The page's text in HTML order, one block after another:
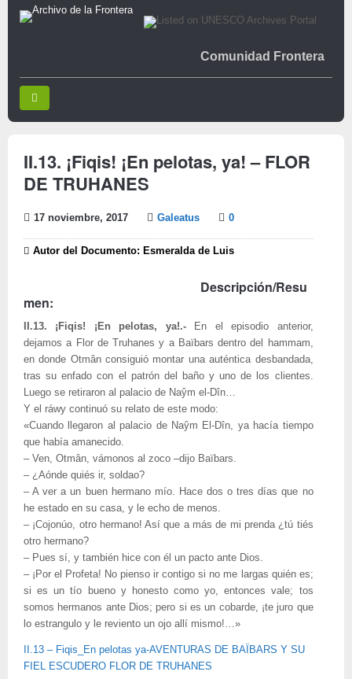
Comunidad Frontera
II.13. ¡Fiqis! ¡En pelotas, ya! – FLOR
DE TRUHANES
17 noviembre, 2017 Galeatus 0
Autor del Documento: Esmeralda de Luis
Descripción/Resu
men:
II.13. ¡Fiqis! ¡En pelotas, ya!.-En el episodio anterior,
dejamos a Flor de Truhanes y a Baïbars dentro del hammam,
en donde Otmân consiguió montar una auténtica desbandada,
tras su enfado con el patrón del baño y uno de los clientes.
Luego se retiraron al palacio de Naŷm el-Dîn…
Y el ráwy continuó su relato de este modo:
«Cuando llegaron al palacio de Naŷm El-Dîn, ya hacía tiempo
que había amanecido.
– Ven, Otmân, vámonos al zoco –dijo Baïbars.
– ¿Aónde quiés ir, soldao?
– A ver a un buen hermano mío. Hace dos o tres días que no
he estado en su casa, y le echo de menos.
– ¡Cojonúo, otro hermano! Así que a más de mi prenda ¿tú tiés
otro hermano?
– Pues sí, y también hice con él un pacto ante Dios.
– ¡Por el Profeta! No pienso ir contigo si no me largas quién es;
si es un tío bueno y honesto como yo, entonces vale; tos
somos hermanos ante Dios; pero si es un cobarde, ¡te juro que
lo estrangulo y le reviento un ojo allí mismo!…»
II.13 – Fiqis_En pelotas ya-AVENTURAS DE BAÏBARS Y SU
FIEL ESCUDERO FLOR DE TRUHANES